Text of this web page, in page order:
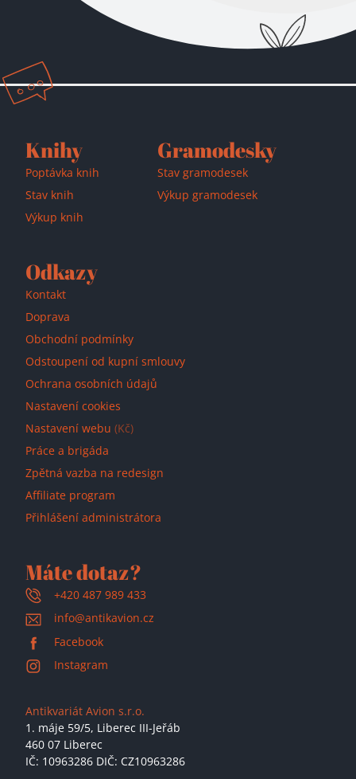
Přidáno do košíku!
Knihy
Poptávka knih
Stav knih
Výkup knih
Gramodesky
Stav gramodesek
Výkup gramodesek
Odkazy
Kontakt
Doprava
Obchodní podmínky
Odstoupení od kupní smlouvy
Ochrana osobních údajů
Nastavení cookies
Nastavení webu (Kč)
Práce a brigáda
Zpětná vazba na redesign
Affiliate program
Přihlášení administrátora
Máte dotaz?
+420 487 989 433
info@antikavion.cz
Facebook
Instagram
Antikvariát Avion s.r.o.
1. máje 59/5, Liberec III-Jeřáb
460 07 Liberec
IČ: 10963286 DIČ: CZ10963286